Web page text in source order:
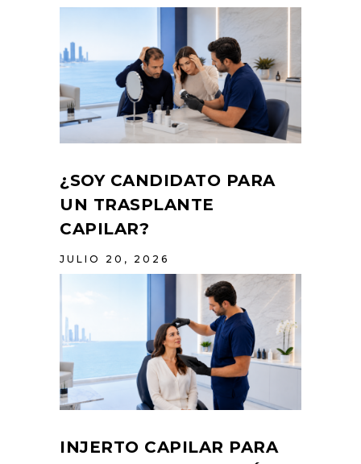
¿SOY CANDIDATO PARA
UN TRASPLANTE
CAPILAR?
JULIO 20, 2026
INJERTO CAPILAR PARA